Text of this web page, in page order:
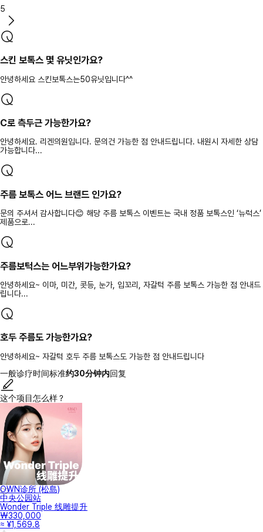
5
스킨 보톡스 몇 유닛인가요?
안녕하세요 스킨보톡스는50유닛입니다^^
C로 측두근 가능한가요?
안녕하세요. 리겐의원입니다. 문의건 가능한 점 안내드립니다. 내원시 자세한 상담
가능합니다...
주름 보톡스 어느 브랜드 인가요?
문의 주셔서 감사합니다😊 해당 주름 보톡스 이벤트는 국내 정품 보톡스인 ‘뉴럭스’
제품으로...
주름보턱스는 어느부위가능한가요?
안녕하세요~ 이마, 미간, 콧등, 눈가, 입꼬리, 자갈턱 주름 보톡스 가능한 점 안내드
립니다...
호두 주름도 가능한가요?
안녕하세요~ 자갈턱 호두 주름 보톡스도 가능한 점 안내드립니다
一般诊疗时间标准约30分钟内回复
这个项目怎么样？
OWN诊所 (松島)
中央公园站
Wonder Triple 线雕提升
₩330,000
≈ ¥1,569.8